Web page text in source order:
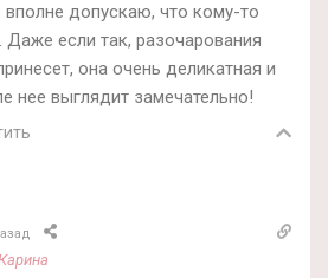
допускаю, что кому-то
если так, разочарования
она очень деликатная и
нее выглядит замечательно!